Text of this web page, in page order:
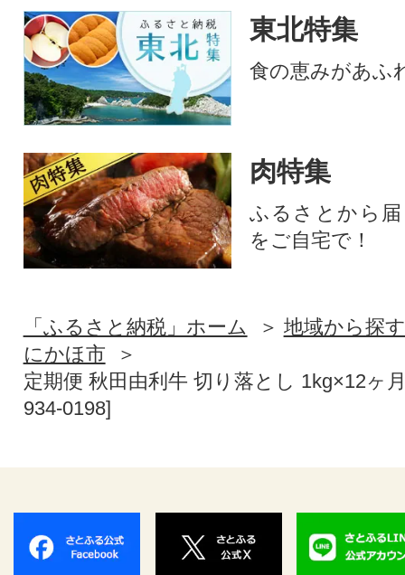
東北特集
食の恵みがあふ
肉特集
ふるさとから
をご自宅で！
「ふるさと納税」ホーム
地域から探す
にかほ市
定期便 秋田由利牛 切り落とし 1kg×12ヶ
934-0198]